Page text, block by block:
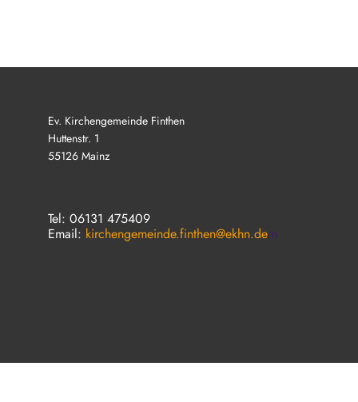
Ev. Kirchengemeinde Finthen
Huttenstr. 1
55126 Mainz
Tel: 06131 475409
Email: kirchengemeinde.finthen@ekhn.dem